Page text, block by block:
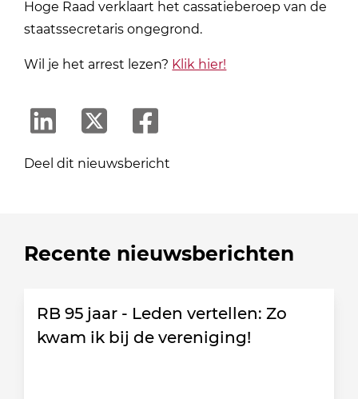
Hoge Raad verklaart het cassatieberoep van de
staatssecretaris ongegrond.
Wil je het arrest lezen? Klik hier!
Deel dit nieuwsbericht
Recente nieuwsberichten
RB 95 jaar - Leden vertellen: Zo
kwam ik bij de vereniging!